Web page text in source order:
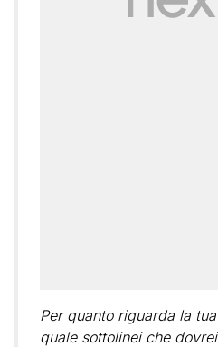
Per quanto riguarda la
quale sottolinei che